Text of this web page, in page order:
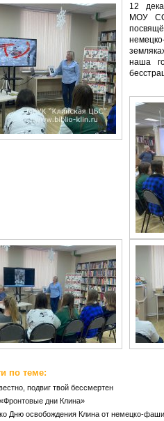
12
МОУ
наша
по теме:
подвиг твой бессмертен
дни Клина»
Дню освобождения Клина от немецко-